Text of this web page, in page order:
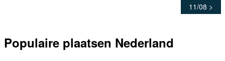
11/08 >
Populaire plaatsen Nederland